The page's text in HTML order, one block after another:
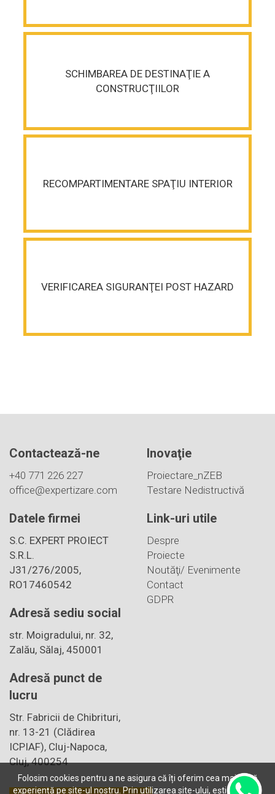
Folosim cookies pentru a ne asigura că îți oferim cea mai bună
experiență pe site-ul nostru. Prin utilizarea site-ului, ești de acord
SCHIMBAREA DE DESTINAŢIE A
CONSTRUCŢIILOR
RECOMPARTIMENTARE SPAŢIU INTERIOR
VERIFICAREA SIGURANŢEI POST HAZARD
Contactează-ne
+40 771 226 227
office@expertizare.com
Datele firmei
S.C. EXPERT PROIECT
S.R.L.
J31/276/2005,
RO17460542
Adresă sediu social
str. Moigradului, nr. 32,
Zalău, Sălaj, 450001
Adresă punct de
lucru
Str. Fabricii de Chibrituri,
nr. 13-21 (Clădirea
ICPIAF), Cluj-Napoca,
Cluj, 400254
Inovaţie
Proiectare_nZEB
Testare Nedistructivă
Link-uri utile
Despre
Proiecte
Noutăţi/ Evenimente
Contact
GDPR